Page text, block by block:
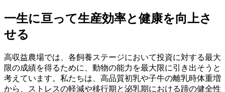
一生に亘って生産効率と健康を向上さ
せる
高収益農場では、各飼養ステージにおいて投資に対する最大
限の成績を得るために、動物の能力を最大限に引き出そうと
考えています。私たちは、高品質初乳や子牛の離乳時体重増
から、ストレスの軽減や移行期と泌乳期における蹄の健全性